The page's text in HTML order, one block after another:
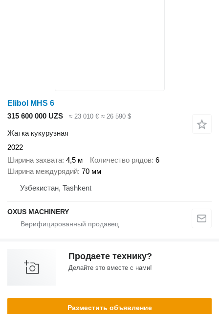
Elibol MHS 6
315 600 000 UZS
≈ 23 010 € ≈ 26 590 $
Жатка кукурузная
2022
Ширина захвата 4,5 м Количество рядов 6
Ширина междурядий 70 мм
Узбекистан, Tashkent
OXUS MACHINERY
Продаете технику?
Делайте это вместе с нами!
Разместить объявление